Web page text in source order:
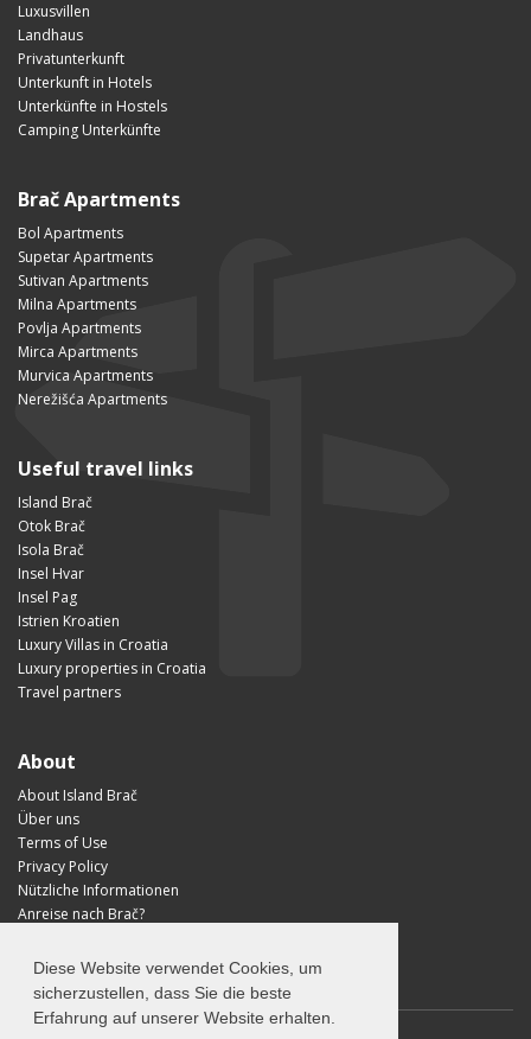
Diese Website verwendet Cookies, um
sicherzustellen, dass Sie die beste
Erfahrung auf unserer Website erhalten.
Luxusvillen
Landhaus
Privatunterkunft
Unterkunft in Hotels
Unterkünfte in Hostels
Camping Unterkünfte
Brač Apartments
Bol Apartments
Supetar Apartments
Sutivan Apartments
Milna Apartments
Povlja Apartments
Mirca Apartments
Murvica Apartments
Nerežišća Apartments
Useful travel links
Island Brač
Otok Brač
Isola Brač
Insel Hvar
Insel Pag
Istrien Kroatien
Luxury Villas in Croatia
Luxury properties in Croatia
Travel partners
About
About Island Brač
Über uns
Terms of Use
Privacy Policy
Nützliche Informationen
Anreise nach Brač?